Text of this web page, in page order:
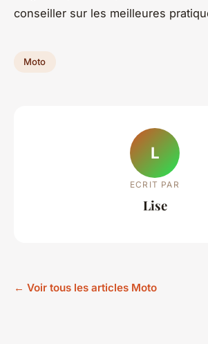
conseiller sur les meilleures
Moto
L
ECRIT PAR
Lise
← Voir tous les articles Moto